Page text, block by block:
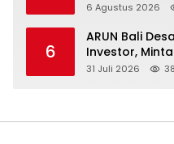
Dukungan
6 Agustus 2026
6
ARUN Bali
Investor,
Internasional
31 Juli 2026 38